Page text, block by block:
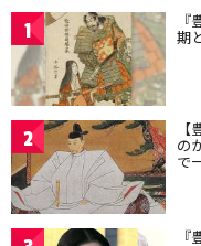
1 期
2 の
で